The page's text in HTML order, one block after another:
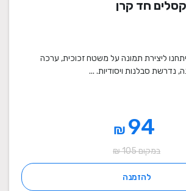
ליצירת תמונה על משטח זכוכית, ערכה
נדרשת סבלנות ויסודיות. ...
₪
במקום 105 ₪
להזמנה